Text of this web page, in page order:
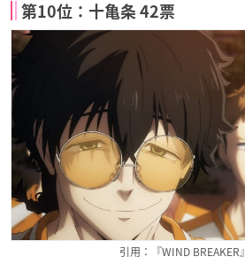
第10位：十亀条 42票
引用：『WIND BREAKER』